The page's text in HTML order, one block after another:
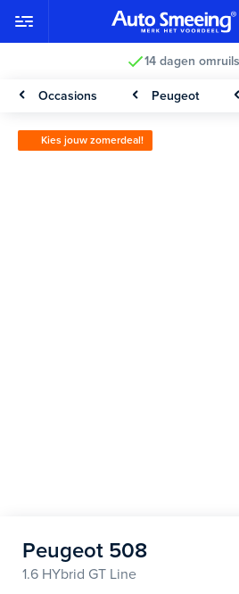
14 dagen
Occasions Peugeot
Kies jouw zomerdeal!
Peugeot 508
1.6 HYbrid GT Line